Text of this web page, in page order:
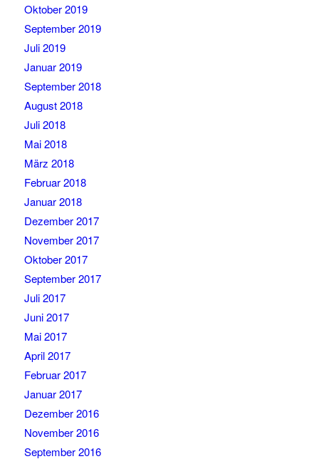
Oktober 2019
September 2019
Juli 2019
Januar 2019
September 2018
August 2018
Juli 2018
Mai 2018
März 2018
Februar 2018
Januar 2018
Dezember 2017
November 2017
Oktober 2017
September 2017
Juli 2017
Juni 2017
Mai 2017
April 2017
Februar 2017
Januar 2017
Dezember 2016
November 2016
September 2016